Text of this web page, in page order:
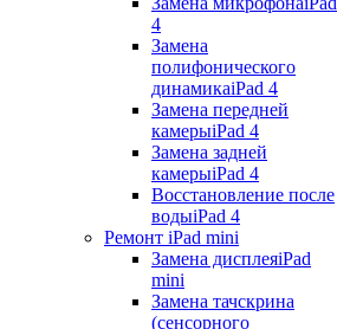
4
Замена
полифонического
динамикаiPad 4
Замена передней
камерыiPad 4
Замена задней
камерыiPad 4
Восстановление после
водыiPad 4
Ремонт iPad mini
Замена дисплеяiPad
mini
Замена тачскрина
(сенсорного